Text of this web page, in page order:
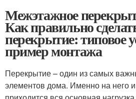
Межэтажное
Как правильно
перекрытие: типовое
пример монтажа
Перекрытие – один из самых
элементов дома. Именно на него